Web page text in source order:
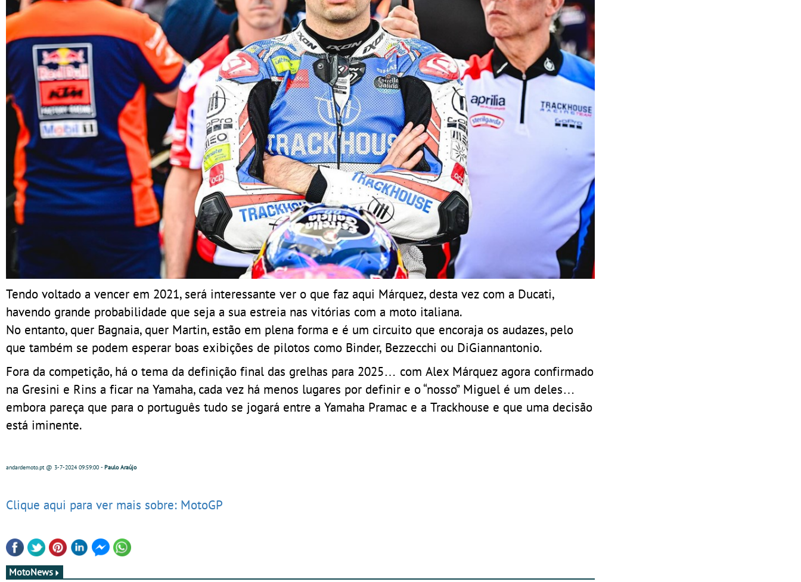
Tendo voltado a vencer em 2021, será interessante ver o que faz aqui Márquez, desta vez com a Ducati,
havendo grande probabilidade que seja a sua estreia nas vitórias com a moto italiana.
No entanto, quer Bagnaia, quer Martin, estão em plena forma e é um circuito que encoraja os audazes, pelo
que também se podem esperar boas exibições de pilotos como Binder, Bezzecchi ou DiGiannantonio.
Fora da competição, há o tema da definição final das grelhas para 2025… com Alex Márquez agora confirmado
na Gresini e Rins a ficar na Yamaha, cada vez há menos lugares por definir e o “nosso” Miguel é um deles…
embora pareça que para o português tudo se jogará entre a Yamaha Pramac e a Trackhouse e que uma decisão
está iminente.
andardemoto.pt @ 3-7-202409:59:00 - Paulo Araújo
Clique aqui para ver mais sobre: MotoGP
MotoNews